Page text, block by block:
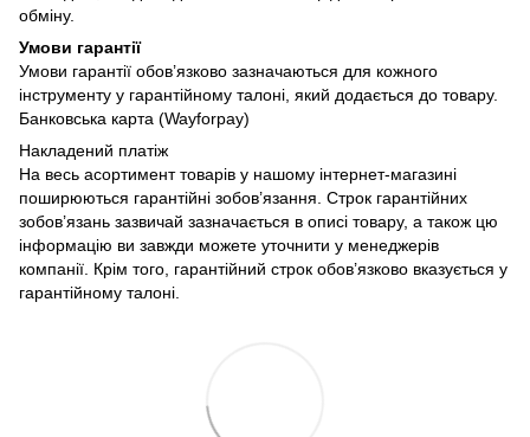
обміну.
Умови гарантії
Умови гарантії обов’язково зазначаються для кожного
інструменту у гарантійному талоні, який додається до товару.
Банковська карта (Wayforpay)
Накладений платіж
На весь асортимент товарів у нашому інтернет-магазині
поширюються гарантійні зобов’язання. Строк гарантійних
зобов’язань зазвичай зазначається в описі товару, а також цю
інформацію ви завжди можете уточнити у менеджерів
компанії. Крім того, гарантійний строк обов’язково вказується у
гарантійному талоні.